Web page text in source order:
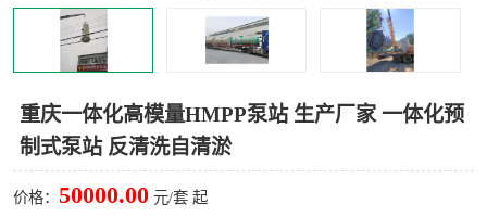
重庆一体化高模量HMPP泵站 生产厂家 一体化预
制式泵站 反清洗自清淤
价格： 50000.00 元/套 起
一体化泵闸 柔性截污
真空冲洗设备
水平自清洗格栅